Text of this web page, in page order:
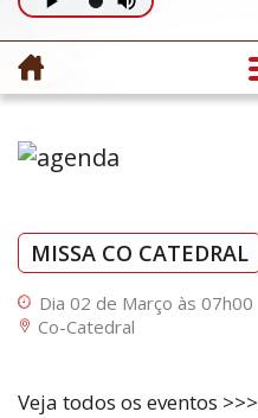
MISSA CO CATEDRAL
Dia 02 de Março às 07h00
Co-Catedral
Veja todos os eventos >>>